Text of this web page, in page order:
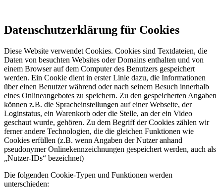
Datenschutzerklärung für Cookies
Diese Website verwendet Cookies. Cookies sind Textdateien, die
Daten von besuchten Websites oder Domains enthalten und von
einem Browser auf dem Computer des Benutzers gespeichert
werden. Ein Cookie dient in erster Linie dazu, die Informationen
über einen Benutzer während oder nach seinem Besuch innerhalb
eines Onlineangebotes zu speichern. Zu den gespeicherten Angaben
können z.B. die Spracheinstellungen auf einer Webseite, der
Loginstatus, ein Warenkorb oder die Stelle, an der ein Video
geschaut wurde, gehören. Zu dem Begriff der Cookies zählen wir
ferner andere Technologien, die die gleichen Funktionen wie
Cookies erfüllen (z.B. wenn Angaben der Nutzer anhand
pseudonymer Onlinekennzeichnungen gespeichert werden, auch als
„Nutzer-IDs“ bezeichnet)
Die folgenden Cookie-Typen und Funktionen werden
unterschieden: